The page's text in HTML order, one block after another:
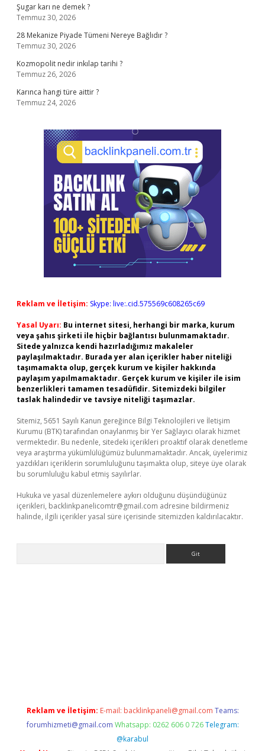
Şugar karı ne demek ?
Temmuz 30, 2026
28 Mekanize Piyade Tümeni Nereye Bağlıdır ?
Temmuz 30, 2026
Kozmopolit nedir inkılap tarihi ?
Temmuz 26, 2026
Karınca hangi türe aittir ?
Temmuz 24, 2026
Reklam ve İletişim: Skype: live:.cid.575569c608265c69
Yasal Uyarı: Bu internet sitesi, herhangi bir marka, kurum
veya şahıs şirketi ile hiçbir bağlantısı bulunmamaktadır.
Sitede yalnızca kendi hazırladığımız makaleler
paylaşılmaktadır. Burada yer alan içerikler haber niteliği
taşımamakta olup, gerçek kurum ve kişiler hakkında
paylaşım yapılmamaktadır. Gerçek kurum ve kişiler ile isim
benzerlikleri tamamen tesadüfidir. Sitemizdeki bilgiler
taslak halindedir ve tavsiye niteliği taşımazlar.
Sitemiz, 5651 Sayılı Kanun gereğince Bilgi Teknolojileri ve İletişim
Kurumu (BTK) tarafından onaylanmış bir Yer Sağlayıcı olarak hizmet
vermektedir. Bu nedenle, sitedeki içerikleri proaktif olarak denetleme
veya araştırma yükümlülüğümüz bulunmamaktadır. Ancak, üyelerimiz
yazdıkları içeriklerin sorumluluğunu taşımakta olup, siteye üye olarak
bu sorumluluğu kabul etmiş sayılırlar.
Hukuka ve yasal düzenlemelere aykırı olduğunu düşündüğünüz
içerikleri, backlinkpanelicomtr@gmail.com adresine bildirmeniz
halinde, ilgili içerikler yasal süre içerisinde sitemizden kaldırılacaktır.
Reklam ve İletişim: E-mail: backlinkpaneli@gmail.com Teams:
forumhizmeti@gmail.com Whatsapp: 0262 606 0 726 Telegram:
@karabul